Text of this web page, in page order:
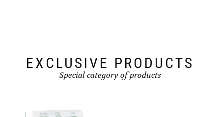
EXCLUSIVE PRODUCTS
Special category of products